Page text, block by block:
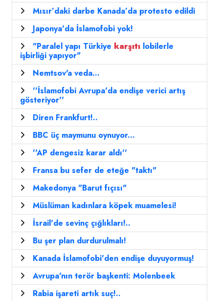
Mısır’daki darbe Kanada’da protesto edildi
Japonya'da İslamofobi yok!
"Paralel yapı Türkiye karşıtı lobilerle
işbirliği yapıyor"
Nemtsov'a veda...
''İslamofobi Avrupa'da endişe verici artış
gösteriyor''
Diren Frankfurt!..
BBC üç maymunu oynuyor...
''AP dengesiz karar aldı''
Fransa bu sefer de eteğe "taktı"
Makedonya "Barut fıçısı"
Müslüman kadınlara köpek muamelesi!
İsrail'de sevinç çığlıkları!..
Bu şer plan durdurulmalı!
Kanada İslamofobi'den endişe duyuyormuş!
Avrupa'nın terör başkenti: Molenbeek
Rabia işareti artık suç!..